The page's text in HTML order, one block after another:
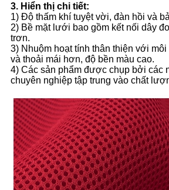
3. Hiển thị chi tiết:
1) Độ thấm khí tuyệt vời, đàn hồi và
2) Bề mặt lưới bao gồm kết nối dây
trơn.
3) Nhuộm hoạt tính thân thiện với
và thoải mái hơn, độ bền màu cao.
4) Các sản phẩm được chụp bởi các
chuyên nghiệp tập trung vào chất